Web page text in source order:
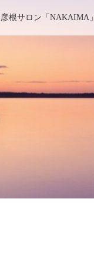
彦根サロン「NAKAIMA」